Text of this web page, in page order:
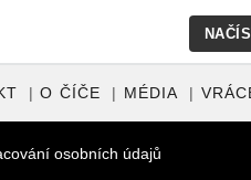
O ČÍČE MÉDIA
osobních údajů